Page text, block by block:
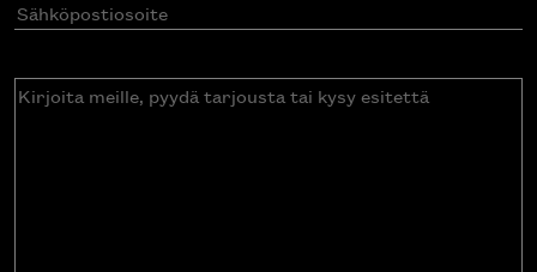
Sähköpostiosoite(Pakollinen)
Kirjoita